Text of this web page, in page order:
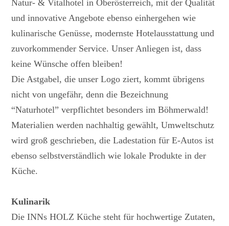
Natur- & Vitalhotel in Oberösterreich, mit der Qualität
und innovative Angebote ebenso einhergehen wie
kulinarische Genüsse, modernste Hotelausstattung und
zuvorkommender Service. Unser Anliegen ist, dass
keine Wünsche offen bleiben!
Die Astgabel, die unser Logo ziert, kommt übrigens
nicht von ungefähr, denn die Bezeichnung
“Naturhotel” verpflichtet besonders im Böhmerwald!
Materialien werden nachhaltig gewählt, Umweltschutz
wird groß geschrieben, die Ladestation für E-Autos ist
ebenso selbstverständlich wie lokale Produkte in der
Küche.
Kulinarik
Die INNs HOLZ Küche steht für hochwertige Zutaten,